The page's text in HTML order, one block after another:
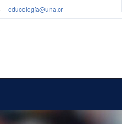
educología@una.cr